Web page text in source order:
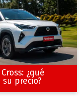
¿qué
precio?